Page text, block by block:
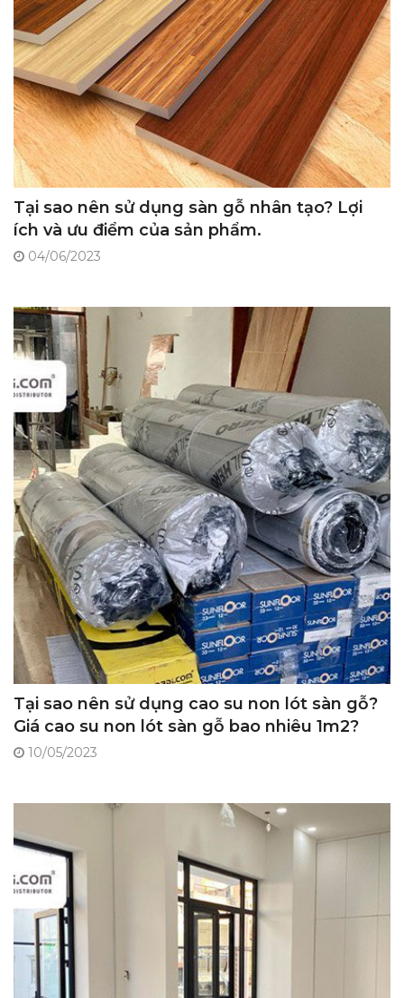
Tại sao nên sử dụng sàn gỗ nhân tạo? Lợi
ích và ưu điểm của sản phẩm.
04/06/2023
Tại sao nên sử dụng cao su non lót sàn gỗ?
Giá cao su non lót sàn gỗ bao nhiêu 1m2?
10/05/2023